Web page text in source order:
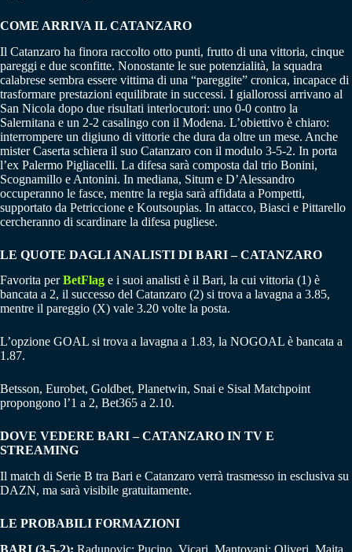
COME ARRIVA IL CATANZARO
Il Catanzaro ha finora raccolto otto punti, frutto di una vittoria, cinque
pareggi e due sconfitte. Nonostante le sue potenzialità, la squadra
calabrese sembra essere vittima di una “pareggite” cronica, incapace di
trasformare prestazioni equilibrate in successi. I giallorossi arrivano al
San Nicola dopo due risultati interlocutori: uno 0-0 contro la
Salernitana e un 2-2 casalingo con il Modena. L’obiettivo è chiaro:
interrompere un digiuno di vittorie che dura da oltre un mese. Anche
mister Caserta schiera il suo Catanzaro con il modulo 3-5-2. In porta
l’ex Palermo Pigliacelli. La difesa sarà composta dal trio Bonini,
Scognamillo e Antonini. In mediana, Situm e D’Alessandro
occuperanno le fasce, mentre la regia sarà affidata a Pompetti,
supportato da Petriccione e Koutsoupias. In attacco, Biasci e Pittarello
cercheranno di scardinare la difesa pugliese.
LE QUOTE DAGLI ANALISTI DI BARI – CATANZARO
Favorita perBetFlag e i suoi analisti è il Bari, la cui vittoria (1) è
bancata a 2, il successo del Catanzaro (2) si trova a lavagna a 3.85,
mentre il pareggio (X) vale 3.20 volte la posta.
L’opzione GOAL si trova a lavagna a 1.83, la NOGOAL è bancata a
1.87.
Betsson, Eurobet, Goldbet, Planetwin, Snai e Sisal Matchpoint
propongono l’1 a 2, Bet365 a 2.10.
DOVE VEDERE BARI – CATANZARO IN TV E
STREAMING
Il match di Serie B tra Bari e Catanzaro verrà trasmesso in esclusiva su
DAZN, ma sarà visibile gratuitamente.
LE PROBABILI FORMAZIONI
BARI (3-5-2): Radunovic; Pucino, Vicari, Mantovani; Oliveri, Maita,